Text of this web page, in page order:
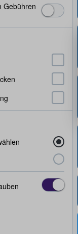
Gebühren